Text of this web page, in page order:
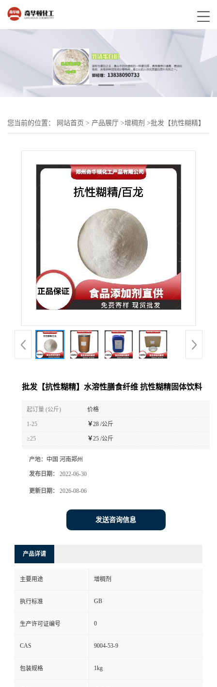
您当前的位置： 网站首页 > 产品展厅 >增稠剂 >批发【抗性糊精】
批发【抗性糊精】水溶性膳食纤维 抗性糊精固体饮料
起订量 (公斤) 价格
1-25 ￥28 /公斤
≥25 ￥25 /公斤
产地： 中国 河南郑州
发布日期： 2022-06-30
更新日期： 2026-08-06
发送咨询信息
产品详请
主要用途 增稠剂
执行标准 GB
生产许可证编号 0
CAS 9004-53-9
包装规格 1kg